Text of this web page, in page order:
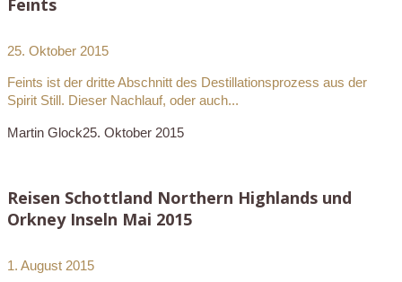
Feints
25. Oktober 2015
Feints ist der dritte Abschnitt des Destillationsprozess aus der
Spirit Still. Dieser Nachlauf, oder auch...
Martin Glock25. Oktober 2015
Reisen Schottland Northern Highlands und
Orkney Inseln Mai 2015
1. August 2015